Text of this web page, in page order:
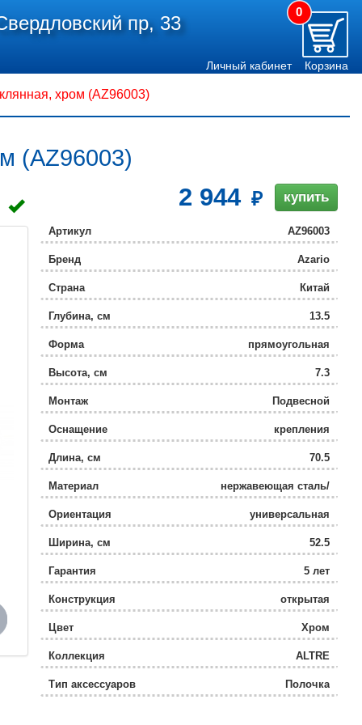
пр, 33
0
Личный кабинет Корзина
хром (AZ96003)
(AZ96003)
2 944 купить
Артикул AZ96003
Бренд Azario
Страна Китай
Глубина, см 13.5
Форма прямоугольная
Высота, см 7.3
Монтаж Подвесной
Оснащение крепления
Длина, см 70.5
Материал
нержавеющая сталь/
стекло
Ориентация
универсальная
Ширина, см 52.5
Гарантия 5 лет
Конструкция открытая
Цвет Хром
Коллекция ALTRE
Тип аксессуаров Полочка